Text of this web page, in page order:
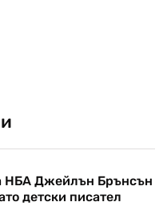
НБА Джейлън Брънсън
детски писател